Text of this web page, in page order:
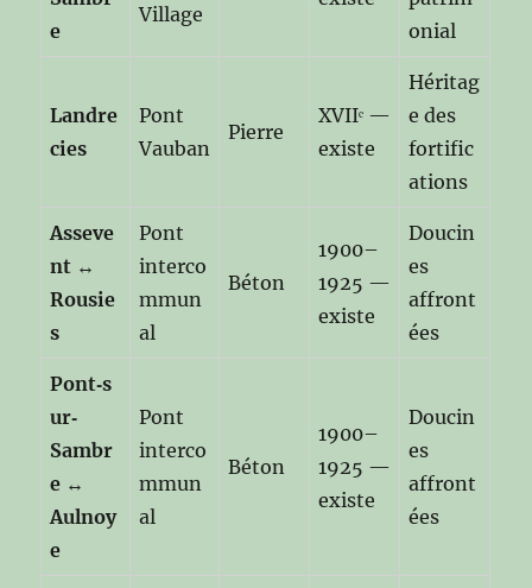
e
Village
onial
Landre
cies
Pont
Vauban
Pierre
XVIIᵉ —
existe
Héritag
e des
fortific
ations
Asseve
nt ↔
Rousie
s
Pont
interco
mmun
al
Béton
1900–
1925 —
existe
Doucin
es
affront
ées
Pont‑s
ur‑
Sambr
e ↔
Aulnoy
e
Pont
interco
mmun
al
Béton
1900–
1925 —
existe
Doucin
es
affront
ées